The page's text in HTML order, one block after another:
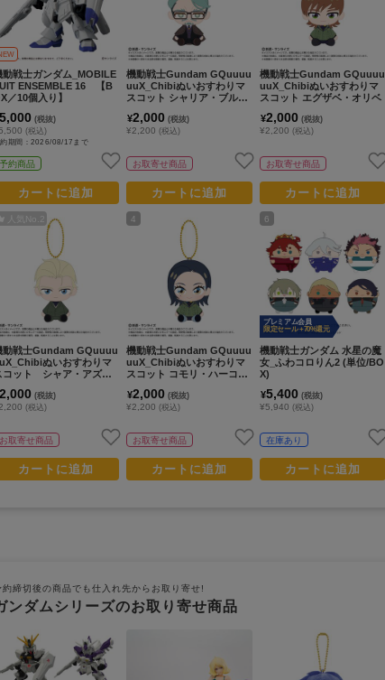
動戦士ガンダム_MOBILE
ENSEMBLE 16 【B
／10個入り】
5,000 (税抜)
(税込)
約期間：2026/08/17まで
予約商品
カートに追加
人気No.
動戦士Gundam GQuuuu
ぬいおすわりマ
コット シャア・アズナ
2,000 (税抜)
(税込)
お取寄せ商品
カートに追加
機動戦士Gundam GQuuuu
uuX_Chibiぬいおすわりマ
スコット シャリア・ブル
¥2,000 (税抜)
¥2,200(税込)
お取寄せ商品
カートに追加
4
機動戦士Gundam GQuuuu
uuX_Chibiぬいおすわりマ
スコット コモリ・ハーコー
¥2,000 (税抜)
¥2,200(税込)
お取寄せ商品
カートに追加
機動戦士Gundam GQuuuu
uuX_Chibiぬいおすわりマ
スコット エグザベ・オリベ
¥2,000 (税抜)
¥2,200 (税込)
お取寄せ商品
カートに追加
6
プレミアム会員
限定セール +70%還元
機動戦士ガンダム 水星の魔
女_ふわコロりん2 (単位/BO
X)
¥5,400 (税抜)
¥5,940 (税込)
在庫あり
カートに追加
約締切後の商品でも仕入れ先からお取り寄せ!
ンダムシリーズのお取り寄せ商品